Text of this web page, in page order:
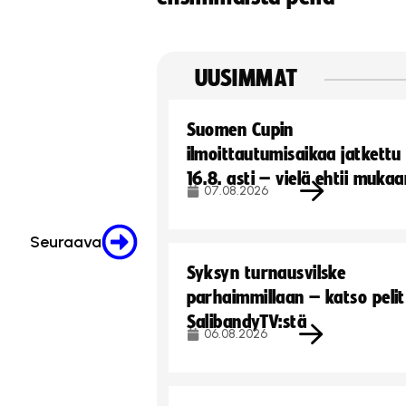
Seuraava
UUSIMMAT
Suomen Cupin
ilmoittautumisaikaa jatkettu
16.8. asti – vielä ehtii
07.08.2026
Syksyn turnausvilske
parhaimmillaan – katso pelit
SalibandyTV:stä
06.08.2026